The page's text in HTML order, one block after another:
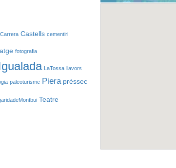
Carrera Castells cementiri
fotografia
LaTossa llavors
paleoturisme Piera préssec
Teatre